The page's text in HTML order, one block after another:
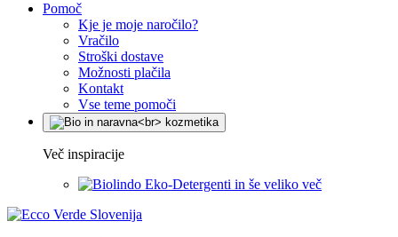
Pomoč
Kje je moje naročilo?
Vračilo
Stroški dostave
Možnosti plačila
Kontakt
Vse teme pomoči
Več inspiracije
Eko-Detergenti in še veliko več